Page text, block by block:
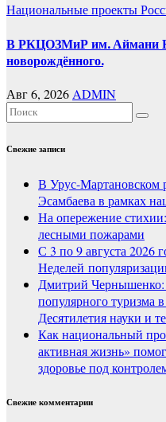
Национальные проекты
В РКЦОЗМиР им. Аймани
новорождённого.
Авг 6, 2026 ADMIN
Свежие записи
В Урус-Мартановском
Эсамбаева в рамках
На опережение
лесными пожарами
С 3 по 9 августа 2026
Неделей
Дмитрий Чернышенко:
популярного туризма
Десятилетия науки и
Как национальный
активная жизнь»
здоровье под
Свежие комментарии